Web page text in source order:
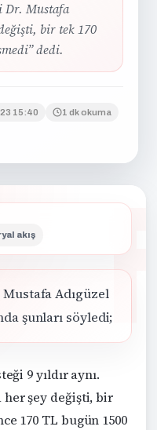
Dr. Mustafa
bir tek 170
dedi.
15:40 1 dk okuma
akış
Adıgüzel
şunları söyledi;
9 yıldır aynı.
her şey değişti, bir
170 TL bugün 1500